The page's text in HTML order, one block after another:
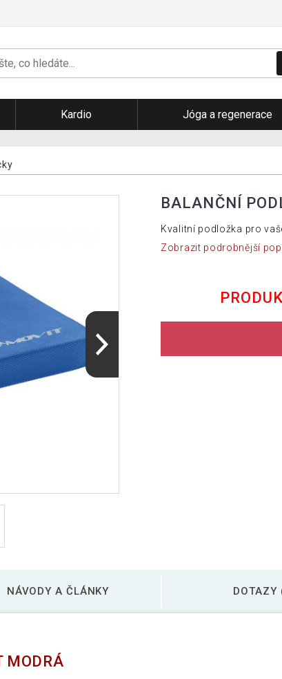
Kardio Jóga a regenerace
BALANČNÍ
Kvalitní podložka pro
Zobrazit podrobnější
NÁVODY A ČLÁNKY DOTAZY
MODRÁ